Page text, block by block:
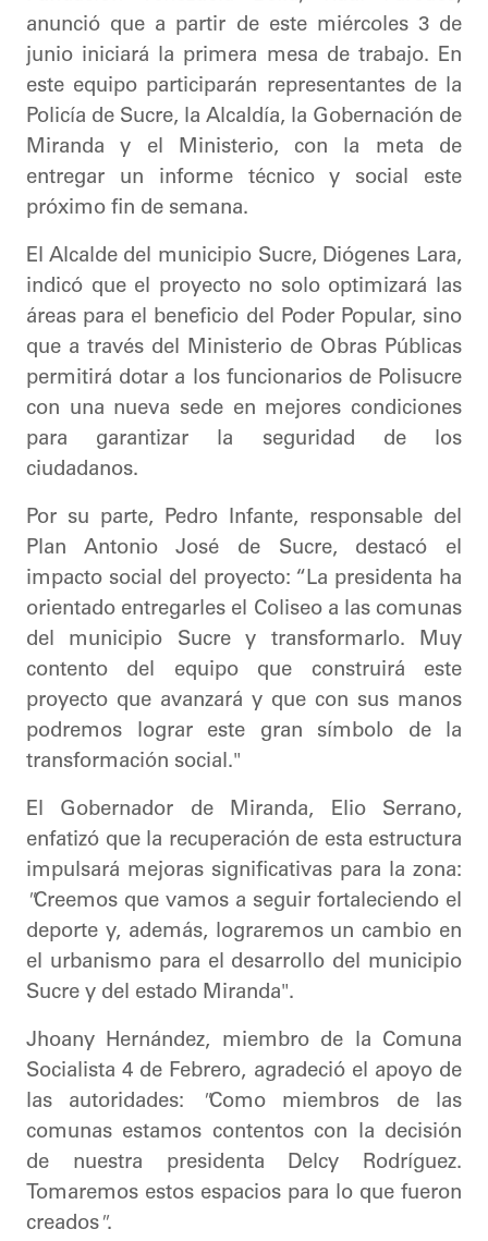
anunció que a partir de este miércoles 3 de
junio iniciará la primera mesa de trabajo. En
este equipo participarán representantes de la
Policía de Sucre, la Alcaldía, la Gobernación de
Miranda y el Ministerio, con la meta de
entregar un informe técnico y social este
próximo fin de semana.
El Alcalde del municipio Sucre, Diógenes Lara,
indicó que el proyecto no solo optimizará las
áreas para el beneficio del Poder Popular, sino
que a través del Ministerio de Obras Públicas
permitirá dotar a los funcionarios de Polisucre
con una nueva sede en mejores condiciones
para garantizar la seguridad de los
ciudadanos.
​Por su parte, Pedro Infante, responsable del
Plan Antonio José de Sucre, destacó el
impacto social del proyecto: “La presidenta ha
orientado entregarles el Coliseo a las comunas
del municipio Sucre y transformarlo. Muy
contento del equipo que construirá este
proyecto que avanzará y que con sus manos
podremos lograr este gran símbolo de la
transformación social."
​El Gobernador de Miranda, Elio Serrano,
enfatizó que la recuperación de esta estructura
impulsará mejoras significativas para la zona:
"Creemos que vamos a seguir fortaleciendo el
deporte y, además, lograremos un cambio en
el urbanismo para el desarrollo del municipio
Sucre y del estado Miranda".
Jhoany Hernández, miembro de la Comuna
Socialista 4 de Febrero, agradeció el apoyo de
las autoridades:
"Como miembros de las
comunas estamos contentos con la decisión
de nuestra presidenta Delcy Rodríguez.
Tomaremos estos espacios para lo que fueron
creados ".